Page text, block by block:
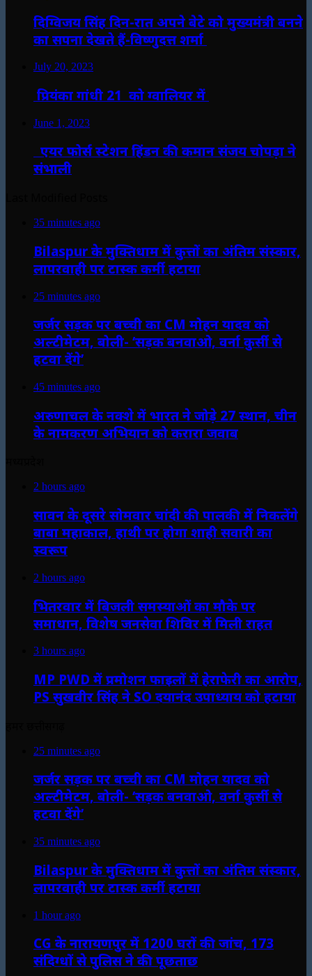
दिग्विजय सिंह दिन-रात अपने बेटे को मुख्यमंत्री बनने
का सपना देखते हैं-विष्णुदत्त शर्मा
July 20, 2023
प्रियंका गांधी 21 को ग्वालियर में
June 1, 2023
एयर फोर्स स्टेशन हिंडन की कमान संजय चोपड़ा ने
संभाली
35 minutes ago
Bilaspur के मुक्तिधाम में कुत्तों का अंतिम संस्कार,
लापरवाही पर टास्क कर्मी हटाया
25 minutes ago
जर्जर सड़क पर बच्ची का CM मोहन यादव को
अल्टीमेटम, बोली- ‘सड़क बनवाओ, वर्ना कुर्सी से
हटवा देंगे’
45 minutes ago
अरुणाचल के नक्शे में भारत ने जोड़े 27 स्थान, चीन
के नामकरण अभियान को करारा जवाब
2 hours ago
सावन के दूसरे सोमवार चांदी की पालकी में निकलेंगे
बाबा महाकाल, हाथी पर होगा शाही सवारी का
स्वरूप
2 hours ago
भितरवार में बिजली समस्याओं का मौके पर
समाधान, विशेष जनसेवा शिविर में मिली राहत
3 hours ago
MP PWD में प्रमोशन फाइलों में हेराफेरी का आरोप,
PS सुखवीर सिंह ने SO दयानंद उपाध्याय को हटाया
25 minutes ago
जर्जर सड़क पर बच्ची का CM मोहन यादव को
अल्टीमेटम, बोली- ‘सड़क बनवाओ, वर्ना कुर्सी से
हटवा देंगे’
35 minutes ago
Bilaspur के मुक्तिधाम में कुत्तों का अंतिम संस्कार,
लापरवाही पर टास्क कर्मी हटाया
1 hour ago
CG के नारायणपुर में 1200 घरों की जांच, 173
संदिग्धों से पुलिस ने की पूछताछ